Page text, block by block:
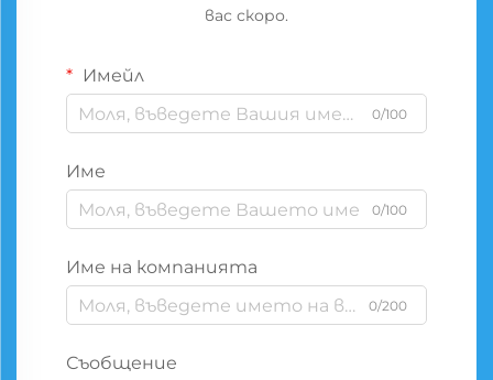
вас скоро.
Имейл
0/100
Име
0/100
Име на компанията
0/200
Съобщение